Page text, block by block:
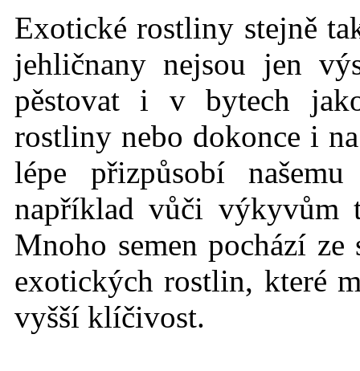
Exotické rostliny stejně
jehličnany nejsou jen
pěstovat i v bytech
rostliny nebo dokonce i
lépe přizpůsobí
například vůči výkyvům
Mnoho semen pochází ze
exotických rostlin, které
vyšší klíčivost.